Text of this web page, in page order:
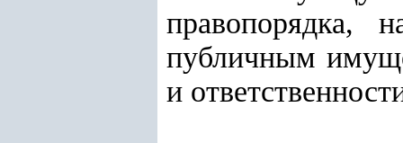
правопорядка,
публичным
и